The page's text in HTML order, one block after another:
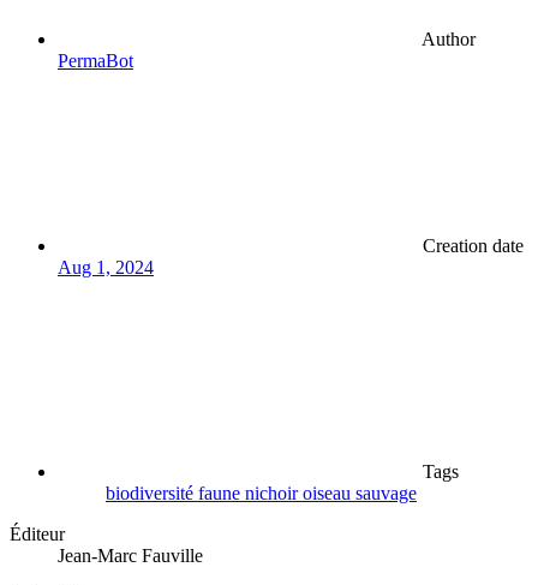
Author
PermaBot
Creation date
Aug 1, 2024
Tags
biodiversité faune nichoiroiseau sauvage
Éditeur
Jean-Marc Fauville